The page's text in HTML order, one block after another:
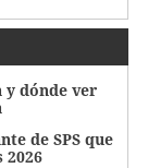
y dónde ver
de SPS que
2026